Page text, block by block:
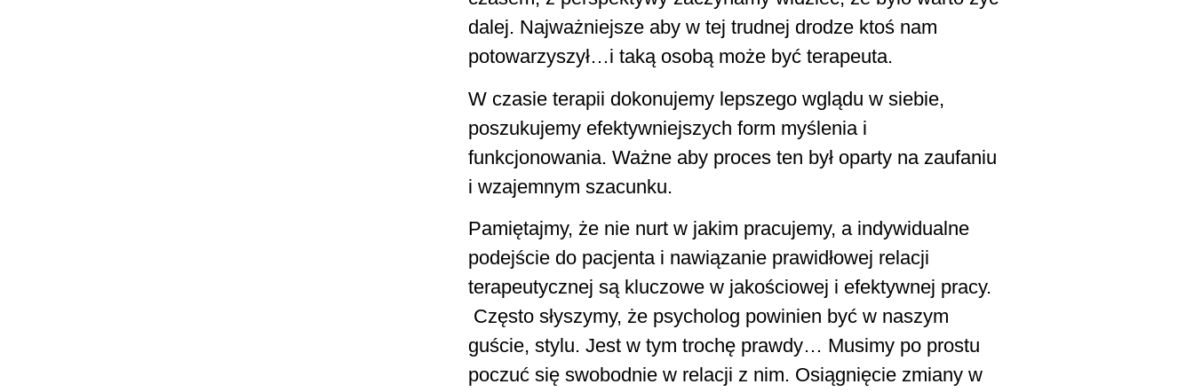
dalej. Najważniejsze aby w tej trudnej drodze ktoś nam
potowarzyszył…i taką osobą może być terapeuta.
W czasie terapii dokonujemy lepszego wglądu w siebie,
poszukujemy efektywniejszych form myślenia i
funkcjonowania. Ważne aby proces ten był oparty na zaufaniu
i wzajemnym szacunku.
Pamiętajmy, że nie nurt w jakim pracujemy, a indywidualne
podejście do pacjenta i nawiązanie prawidłowej relacji
terapeutycznej są kluczowe w jakościowej i efektywnej pracy.
Często słyszymy, że psycholog powinien być w naszym
guście, stylu. Jest w tym trochę prawdy… Musimy po prostu
poczuć się swobodnie w relacji z nim. Osiągnięcie zmiany w